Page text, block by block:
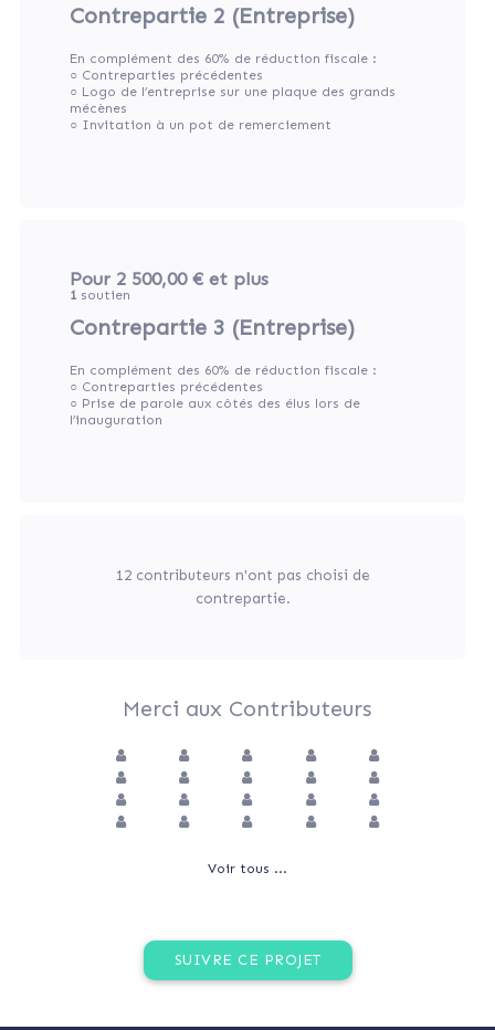
Contrepartie 2 (Entreprise)
En complément des 60% de réduction fiscale :
○ Contreparties précédentes
○ Logo de l’entreprise sur une plaque des grands
mécènes
○ Invitation à un pot de remerciement
Pour 2 500,00 € et plus
1soutien
Contrepartie 3 (Entreprise)
En complément des 60% de réduction fiscale :
○ Contreparties précédentes
○ Prise de parole aux côtés des élus lors de
l’inauguration
12 contributeurs n'ont pas choisi de
contrepartie.
Merci aux Contributeurs
Voir tous ...